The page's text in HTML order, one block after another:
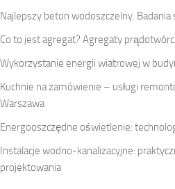
Najlepszy beton wodoszczelny. Badania
Co to jest agregat? Agregaty
Wykorzystanie energii wiatrowej w
Kuchnie na zamówienie – usługi
Warszawa
Energooszczędne oświetlenie:
Instalacje wodno-kanalizacyjne:
projektowania